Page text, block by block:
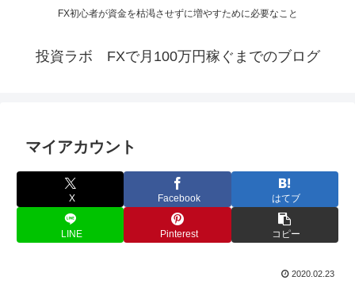
FX初心者が資金を枯渇させずに増やすために必要なこと
投資ラボ FXで月100万円稼ぐまでのブログ
マイアカウント
X Facebook はてブ
LINE Pinterest コピー
2020.02.23